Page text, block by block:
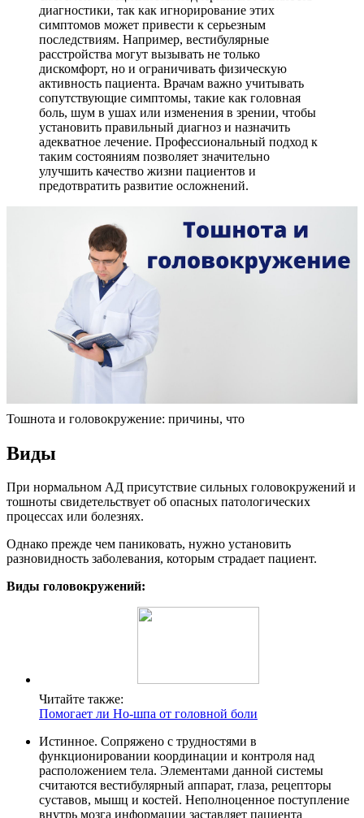
диагностики, так как игнорирование этих
симптомов может привести к серьезным
последствиям. Например, вестибулярные
расстройства могут вызывать не только
дискомфорт, но и ограничивать физическую
активность пациента. Врачам важно учитывать
сопутствующие симптомы, такие как головная
боль, шум в ушах или изменения в зрении, чтобы
установить правильный диагноз и назначить
адекватное лечение. Профессиональный подход к
таким состояниям позволяет значительно
улучшить качество жизни пациентов и
предотвратить развитие осложнений.
Тошнота и головокружение: причины, что
Виды
При нормальном АД присутствие сильных головокружений и
тошноты свидетельствует об опасных патологических
процессах или болезнях.
Однако прежде чем паниковать, нужно установить
разновидность заболевания, которым страдает пациент.
Виды головокружений:
Читайте также:
Помогает ли Но-шпа от головной боли
Истинное. Сопряжено с трудностями в
функционировании координации и контроля над
расположением тела. Элементами данной системы
считаются вестибулярный аппарат, глаза, рецепторы
суставов, мышц и костей. Неполноценное поступление
внутрь мозга информации заставляет пациента